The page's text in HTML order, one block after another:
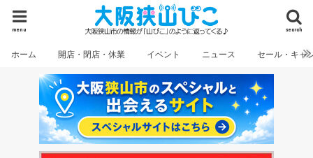
search
menu
ホーム 開店・閉店・休業 イベント ニュース セール・キャ